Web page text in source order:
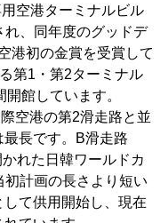
空港ターミナルビル
れ、同年度のグッドデ
港初の金賞を受賞して
第1・第2ターミナル
館しています。
空港の第2滑走路と並
長です。B滑走路
れた日韓ワールドカ
計画の長さより短い
て供用開始し、現在